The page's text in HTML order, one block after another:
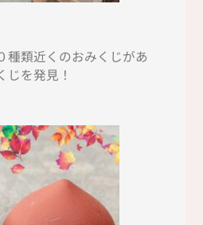
種類近くのおみくじがあ
じを発見！